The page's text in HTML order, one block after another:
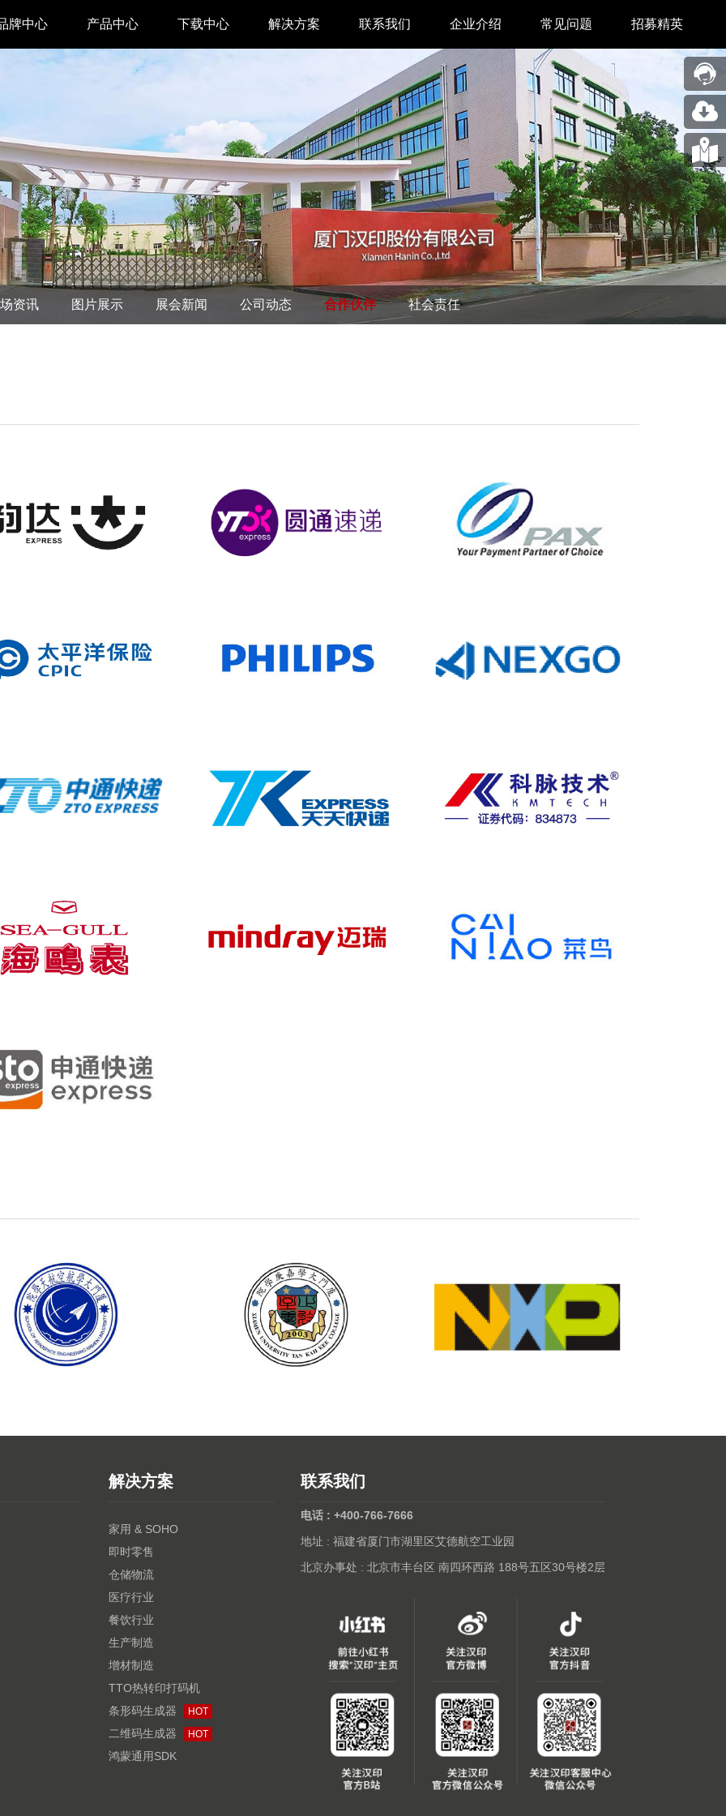
牌中心 产品中心 下载中心
汉印管家
汉码云集
工具下载
汉码标签软件
解决方案
即时零售
仓储物流
医疗行业
餐饮行业
生产制造
增材制造
联系我们
售后中心
业务合作
采购中心
回收再利用服务
问题反馈&建议
企业介绍
新闻中心
关于我们
图片展示
合作伙伴
汉印人文
公司动态
展会新闻
3D打印
常见问题 招募精英
资讯 图片展示 展会新闻 公司动态 合作伙伴 社会责任
解决方案
家用 & SOHO
即时零售
仓储物流
医疗行业
餐饮行业
生产制造
增材制造
TTO热转印打码机
条形码生成器
HOT
二维码生成器 HOT
鸿蒙通用SDK
联系我们
电话 : +400-766-7666
地址 : 福建省厦门市湖里区艾德航空工业园
北京办事处 : 北京市丰台区 南四环西路 188号五区30号楼2层